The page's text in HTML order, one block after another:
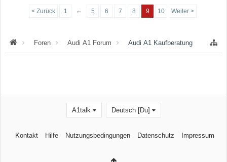
< Zurück 1 ← 5 6 7 8 9 10 Weiter >
Foren Audi A1 Forum Audi A1 Kaufberatung
A1talk Deutsch [Du]
Kontakt Hilfe Nutzungsbedingungen Datenschutz Impressum